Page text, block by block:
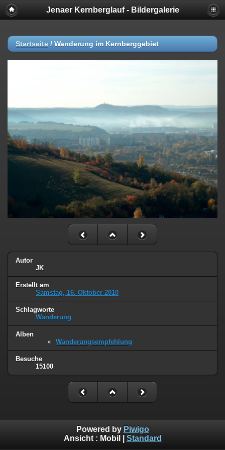
Jenaer Kernberglauf - Bildergalerie
Startseite / Wanderung im Kernberggebiet
Autor
JK
Erstellt am
Samstag, 16. Oktober 2010
Schlagworte
Wanderung
Alben
Wanderungsempfehlung
Besuche
15100
Powered by Piwigo
Ansicht : Mobil Standard